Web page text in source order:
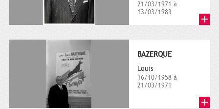
21/03/1971 à
13/03/1983
BAZERQUE
Louis
16/10/1958 à
21/03/1971